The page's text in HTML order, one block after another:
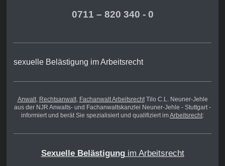
0711 – 820 340 - 0
sexuelle Belästigung im Arbeitsrecht
Anwalt, Rechtsanwalt, Fachanwalt ArbeitsrechtTilo C.L. Neuner-Jehle
aus der NJR Anwalts- und Fachanwaltskanzlei Neuner-Jehle - Stuttgart -
informiert und berät Sie spezialisiert und qualifiziert imArbeitsrecht:
Sexuelle Belästigungim Arbeitsrecht